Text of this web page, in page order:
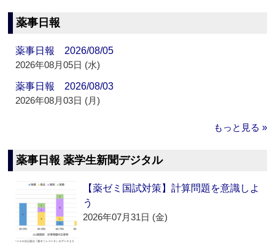
薬事日報
薬事日報 2026/08/05
2026年08月05日 (水)
薬事日報 2026/08/03
2026年08月03日 (月)
もっと見る »
薬事日報 薬学生新聞デジタル
【薬ゼミ国試対策】計算問題を意識しよ
う
2026年07月31日 (金)